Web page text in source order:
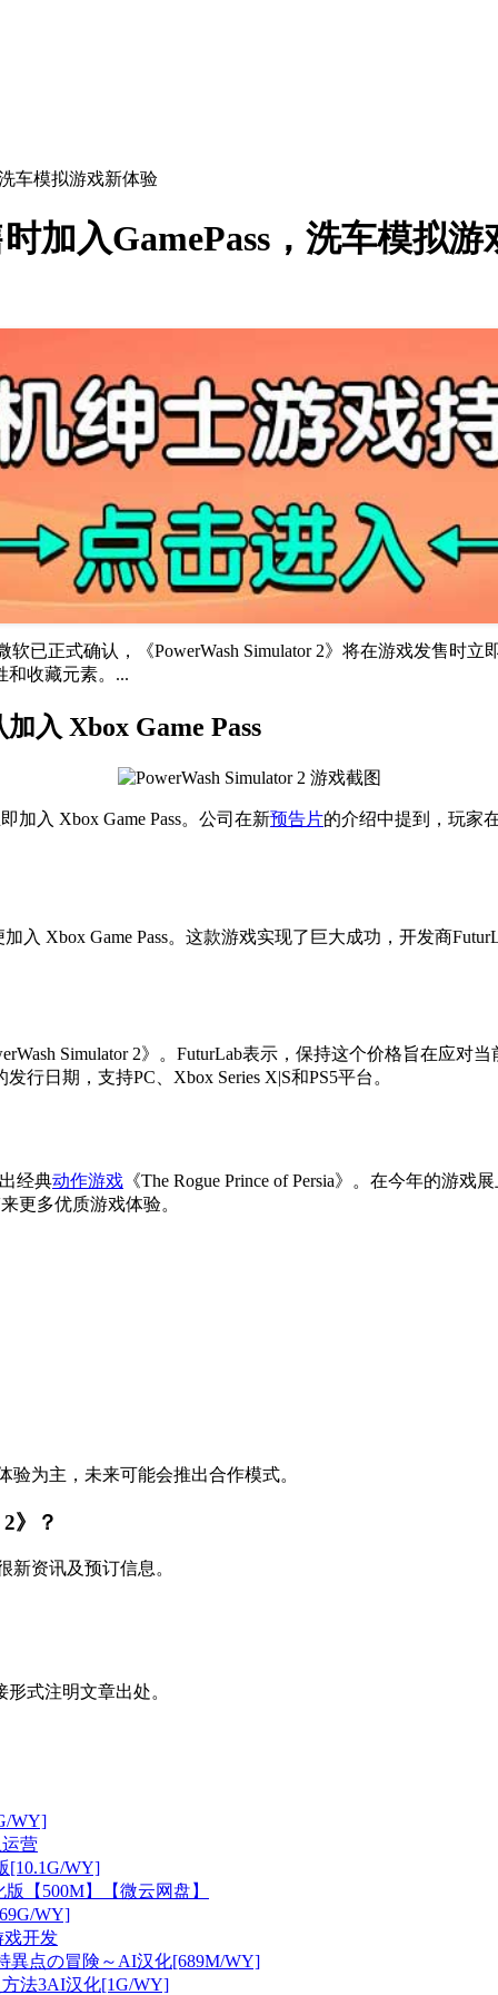
车模拟游戏新体验
加入GamePass，洗车模拟游
软已正式确认，《PowerWash Simulator 2》将在游戏发售时
和收藏元素。...
入 Xbox Game Pass
加入 Xbox Game Pass。公司在新预告片的介绍中提到，玩家
入 Xbox Game Pass。这款游戏实现了巨大成功，开发商
Simulator 2》。FuturLab表示，保持这个价格旨在应
日期，支持PC、Xbox Series X|S和PS5平台。
经典动作游戏 《The Rogue Prince of Persia》。在今年的游
更多优质游戏体验。
为主，未来可能会推出合作模式。
》？
资讯及预订信息。
式注明文章出处。
WY]
营
[10.1G/WY]
【500M】【微云网盘】
WY]
戏开发
異点の冒険～AI汉化[689M/WY]
法3AI汉化[1G/WY]